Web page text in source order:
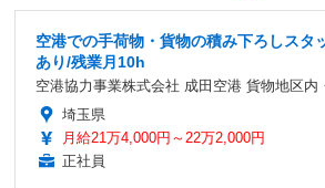
空港での手荷物・貨物の積み下ろしスタ
あり/残業月10h
空港協力事業株式会社 成田空港 貨物地区内
埼玉県
月給21万4,000円～22万2,000円
正社員